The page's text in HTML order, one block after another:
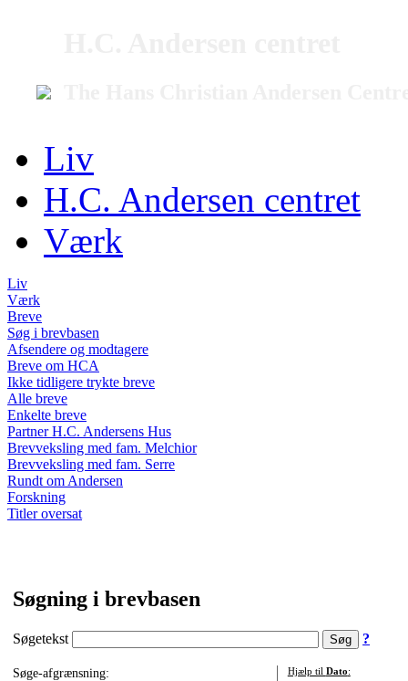
Liv
H.C. Andersen centret
Værk
Liv
Værk
Breve
Søg i brevbasen
Afsendere og modtagere
Breve om HCA
Ikke tidligere trykte breve
Alle breve
Enkelte breve
Partner H.C. Andersens Hus
Brevveksling med fam. Melchior
Brevveksling med fam. Serre
Rundt om Andersen
Forskning
Titler oversat
Søgning i brevbasen
Søgetekst ?
Søge-afgrænsning:
Hjælp til Dato: